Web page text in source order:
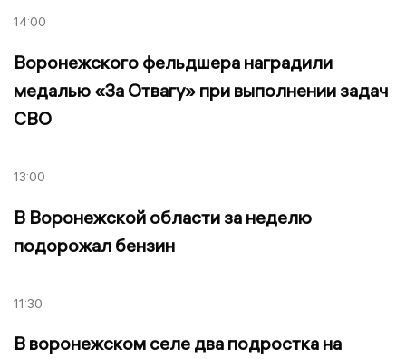
14:00
Воронежского фельдшера наградили
медалью «За Отвагу» при выполнении задач
СВО
13:00
В Воронежской области за неделю
подорожал бензин
11:30
В воронежском селе два подростка на